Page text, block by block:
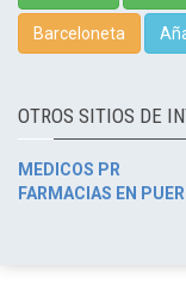
Barceloneta
OTROS SITIOS DE
MEDICOS PR
FARMACIAS EN